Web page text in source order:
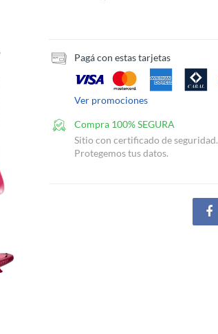
Pagá con estas tarjetas
Ver promociones
Compra 100% SEGURA
Sitio con certificado de seguridad.
Protegemos tus datos.